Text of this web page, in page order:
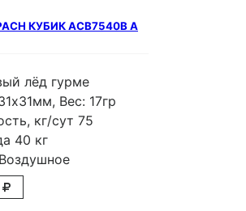
КУБИК ACB7540B A
лёд гурме
Вес: 17гр
кг/сут 75
40 кг
Воздушное